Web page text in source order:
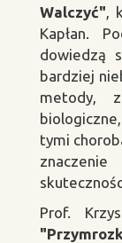
Walczyć",
Kapłan.
dowiedzą
bardziej
metody,
tymi
Prof.